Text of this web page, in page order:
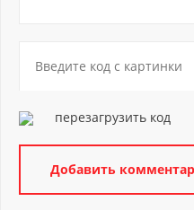
перезагрузить код